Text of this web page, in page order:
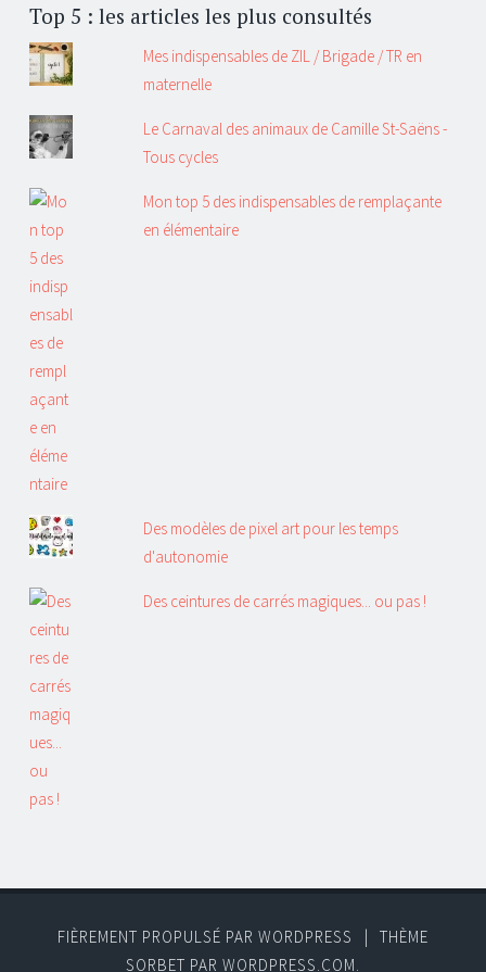
Top 5 : les articles les plus consultés
Mes indispensables de ZIL / Brigade / TR en
maternelle
Le Carnaval des animaux de Camille St-Saëns -
Tous cycles
Mon top 5 des indispensables de remplaçante
en élémentaire
Des modèles de pixel art pour les temps
d'autonomie
Des ceintures de carrés magiques... ou pas !
FIÈREMENT PROPULSÉ PAR WORDPRESS
THÈME
SORBET PAR WORDPRESS.COM.